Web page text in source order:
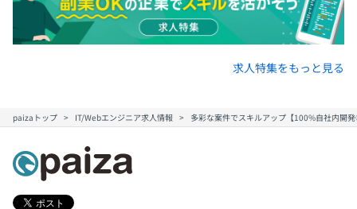
求人特集をもっと見る
paizaトップ IT/Webエンジニア求人情報 多彩な案件でスキルアップ【100%自社内開